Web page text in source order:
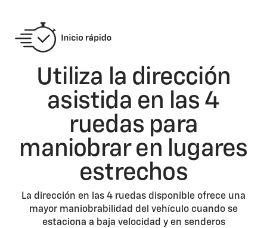
Utiliza la dirección
asistida en las 4
ruedas para
maniobrar en lugares
estrechos
La dirección en las 4 ruedas disponible ofrece una
mayor maniobrabilidad del vehículo cuando se
estaciona a baja velocidad y en senderos